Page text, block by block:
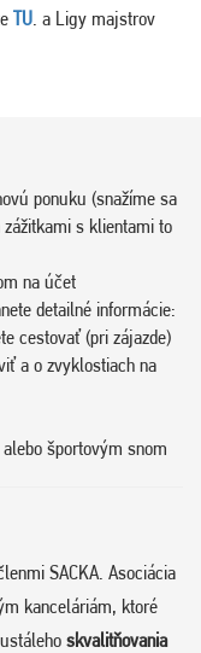
TU . a Ligy majstrov
ponuku (snažíme sa
s klientami to
na účet
detailné informácie:
cestovať (pri zájazde)
a o zvyklostiach na
športovým snom
SACKA. Asociácia
kanceláriám, ktoré
skvalitňovania